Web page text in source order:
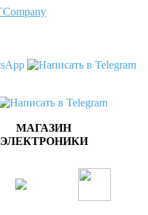
МАГАЗИН
ЭЛЕКТРОНИКИ